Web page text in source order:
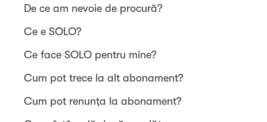
De ce am nevoie de procură?
Ce e SOLO?
Ce face SOLO pentru mine?
Cum pot trece la alt abonament?
Cum pot renunța la abonament?